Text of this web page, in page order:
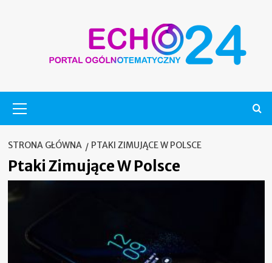
główne
STRONA GŁÓWNA PTAKI ZIMUJĄCE W POLSCE
Ptaki Zimujące W Polsce